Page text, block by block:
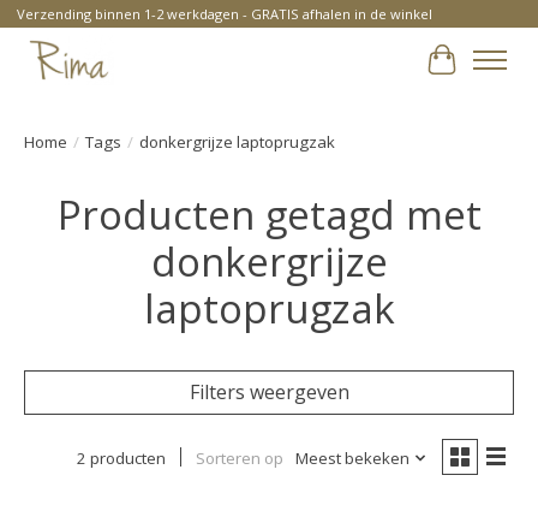
Verzending binnen 1-2 werkdagen - GRATIS afhalen in de winkel
Home / Tags / donkergrijze laptoprugzak
Producten getagd met
donkergrijze
laptoprugzak
Filters weergeven
2 producten Sorteren op Meest bekeken